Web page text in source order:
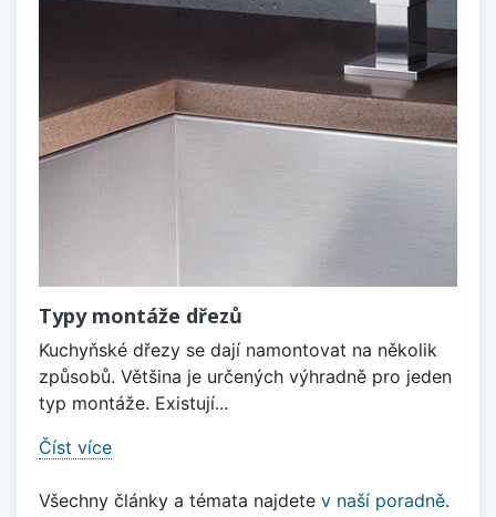
Typy montáže dřezů
Kuchyňské dřezy se dají namontovat na několik
způsobů. Většina je určených výhradně pro jeden
typ montáže. Existují...
Číst více
Všechny články a témata najdete v naší poradně.